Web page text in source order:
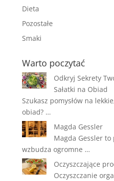
Dieta
Pozostałe
Smaki
Warto poczytać
Odkryj Sekrety
Sałatki na Obiad
Szukasz pomysłów na
obiad? …
Magda Gessler
Magda Gessler
wzbudza ogromne …
Oczyszczające
Oczyszczanie